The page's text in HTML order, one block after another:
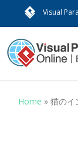
Visual
Home »猫のイ